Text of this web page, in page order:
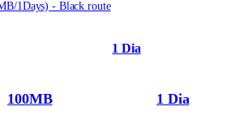
1Days) - Black route
1 Dia
100MB 1 Dia